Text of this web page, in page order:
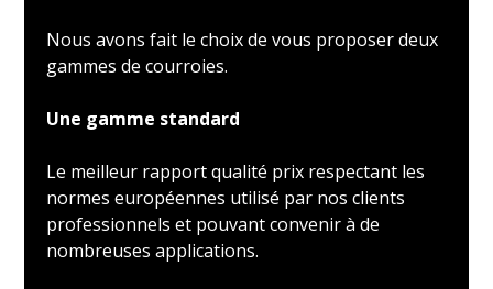
Nous avons fait le choix de vous proposer deux
gammes de courroies.
Une gamme standard
Le meilleur rapport qualité prix respectant les
normes européennes utilisé par nos clients
professionnels et pouvant convenir à de
nombreuses applications.